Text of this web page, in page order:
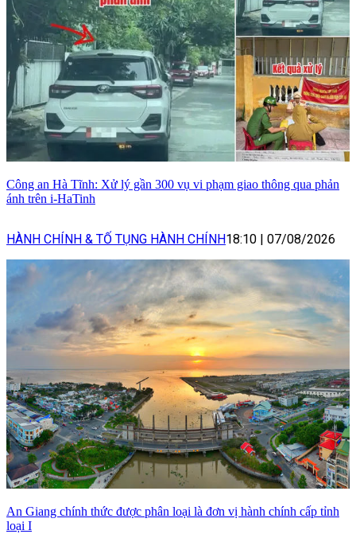
Công an Hà Tĩnh: Xử lý gần 300 vụ vi phạm giao thông qua phản
ánh trên i-HaTinh
HÀNH CHÍNH & TỐ TỤNG HÀNH CHÍNH18:10 07/08/2026
An Giang chính thức được phân loại là đơn vị hành chính cấp tỉnh
loại I